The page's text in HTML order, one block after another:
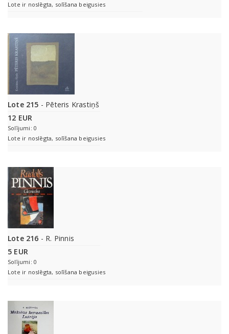
Lote ir noslēgta, solīšana beigusies
Lote 215 - Pēteris Krastiņš
12 EUR
Solījumi: 0
Lote ir noslēgta, solīšana beigusies
Lote 216 - R. Pinnis
5 EUR
Solījumi: 0
Lote ir noslēgta, solīšana beigusies